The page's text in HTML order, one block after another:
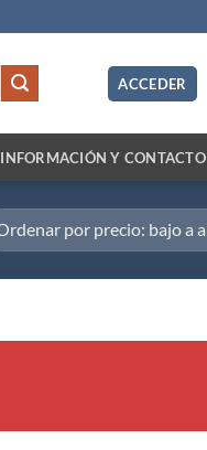
ACCEDER
INFORMACIÓN Y CONTACTO